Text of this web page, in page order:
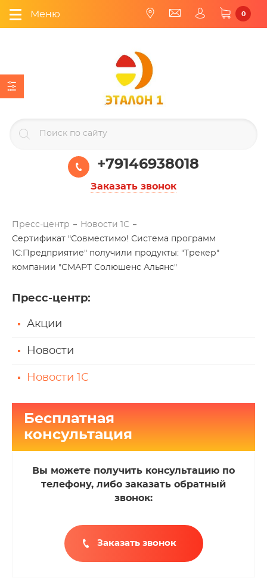
Меню 0
+79146938018
Заказать звонок
Пресс-центр
Новости 1С
Сертификат "Совместимо! Система программ
1С:Предприятие" получили продукты: "Трекер"
компании "СМАРТ Солюшенс Альянс"
Пресс-центр:
Акции
Новости
Новости 1С
Бесплатная
консультация
Вы можете получить консультацию по
телефону, либо заказать обратный
звонок:
Заказать звонок